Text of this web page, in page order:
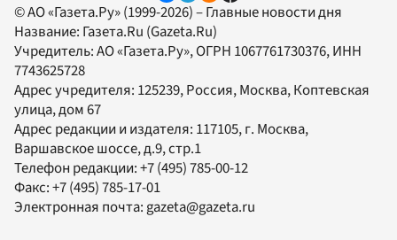
© АО «Газета.Ру» (1999-2026) – Главные новости дня
Название: Газета.Ru (Gazeta.Ru)
Учредитель:АО «Газета.Ру», ОГРН 1067761730376, ИНН
7743625728
Адрес учредителя: 125239, Россия, Москва, Коптевская
улица, дом 67
Адрес редакции и издателя: 117105, г. Москва,
Варшавское шоссе, д.9, стр.1
Телефон редакции:+7 (495) 785-00-12
Факс:+7 (495) 785-17-01
Электронная почта: gazeta@gazeta.ru